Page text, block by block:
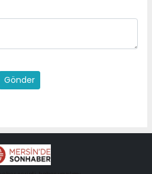
Gönder